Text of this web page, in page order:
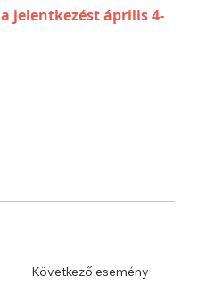
a jelentkezést április 4-
Következő esemény